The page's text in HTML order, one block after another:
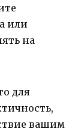
или
на
для
вашим